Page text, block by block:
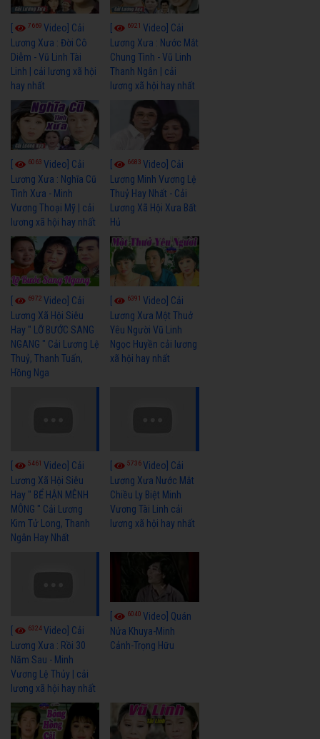
7669 Video] Cải
Lương Xưa : Đời Cô
Diễm - Vũ Linh Tài
Linh | cải lương xã hội
hay nhất
6921Video] Cải
Lương Xưa : Nước Mắt
Chung Tình - Vũ Linh
Thanh Ngân | cải
lương xã hội hay nhất
6063 Video] Cải
Lương Xưa : Nghĩa Cũ
Tình Xưa - Minh
Vương Thoại Mỹ | cải
lương xã hội hay nhất
6683Video] Cải
Lương Minh Vương Lệ
Thuỷ Hay Nhất - Cải
Lương Xã Hội Xưa Bất
Hủ
6972 Video] Cải
Lương Xã Hội Siêu
Hay " LỠ BƯỚC SANG
NGANG " Cải Lương Lệ
Thuỷ, Thanh Tuấn,
Hồng Nga
6391Video] Cải
Lương Xưa Một Thuở
Yêu Người Vũ Linh
Ngọc Huyền cải lương
xã hội hay nhất
5461 Video] Cải
Lương Xã Hội Siêu
Hay " BỂ HẬN MÊNH
MÔNG " Cải Lương
Kim Tử Long, Thanh
Ngân Hay Nhất
5736Video] Cải
Lương Xưa Nước Mắt
Chiều Ly Biệt Minh
Vương Tài Linh cải
lương xã hội hay nhất
6324Video] Cải
Lương Xưa : Rồi 30
Năm Sau - Minh
Vương Lệ Thủy | cải
lương xã hội hay nhất
6040Video] Quán
Nửa Khuya-Minh
Cảnh-Trọng Hữu